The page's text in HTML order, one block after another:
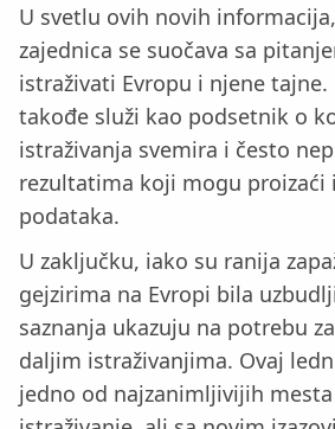
U svetlu ovih novih
zajednica se suočava sa
istraživati Evropu i njene tajne.
takođe služi kao podsetnik o
istraživanja svemira i često
rezultatima koji mogu proizaći
podataka.
U zaključku, iako su ranija
gejzirima na Evropi bila
saznanja ukazuju na potrebu
daljim istraživanjima. Ovaj
jedno od najzanimljivijih mesta